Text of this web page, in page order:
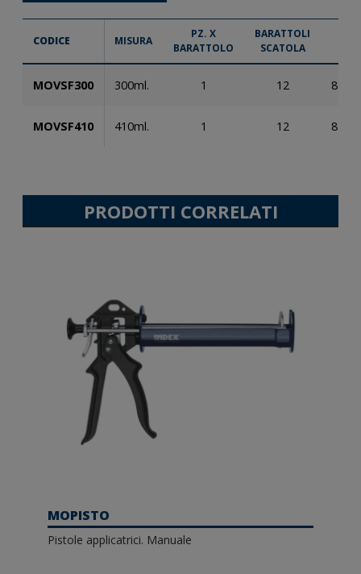
CODICE MISURA
PZ. X
BARATTOLO
BARATTOLI
SCATOLA
MOVSF300 300ml. 1 12
MOVSF410 410ml. 1 12
PRODOTTI CORRELATI
MOPISTO
Pistole applicatrici. Manuale